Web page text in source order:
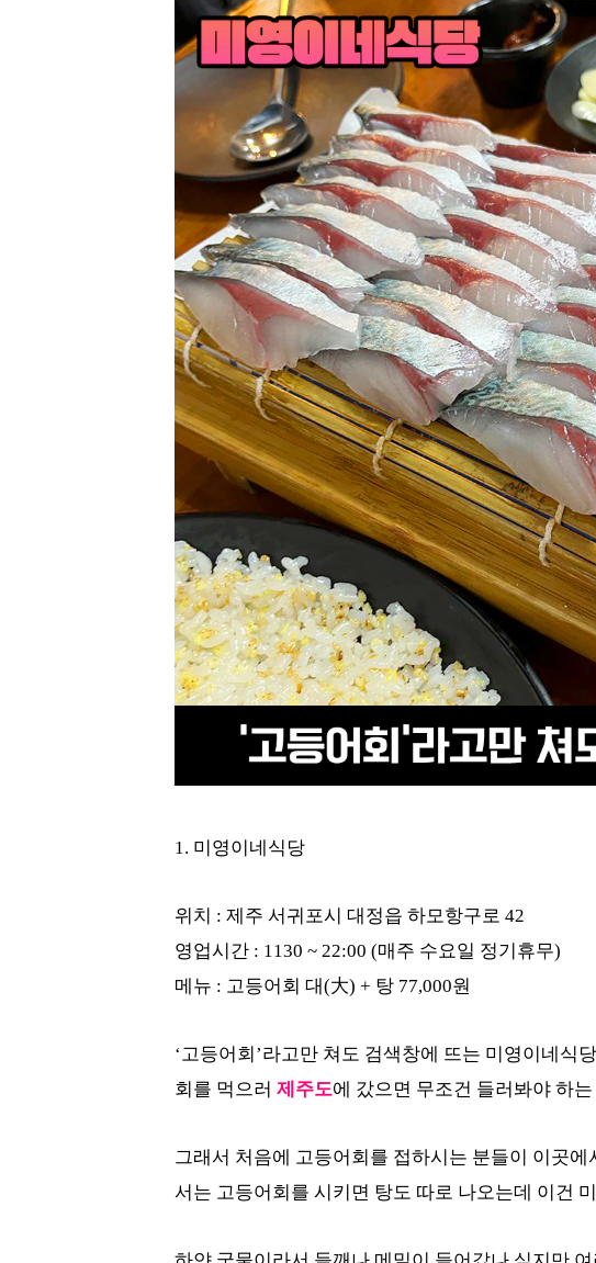
1. 미영이네식당
위치 : 제주 서귀포시 대정읍 하모항구로 42
영업시간 : 1130 ~ 22:00 (매주 수요일 정기휴무)
메뉴 : 고등어회 대(大) + 탕 77,000원
‘고등어회’라고만 쳐도 검색창에 뜨는 미영이네식
회를 먹으러 제주도에 갔으면 무조건 들러봐야 하
그래서 처음에 고등어회를 접하시는 분들이 이곳
서는 고등어회를 시키면 탕도 따로 나오는데 이건